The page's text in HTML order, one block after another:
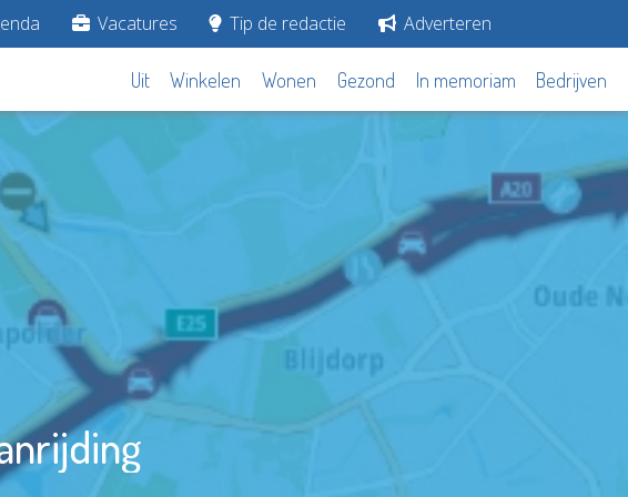
Vacatures Tip de redactie Adverteren
Uit Winkelen Wonen Gezond In memoriam Bedrijven